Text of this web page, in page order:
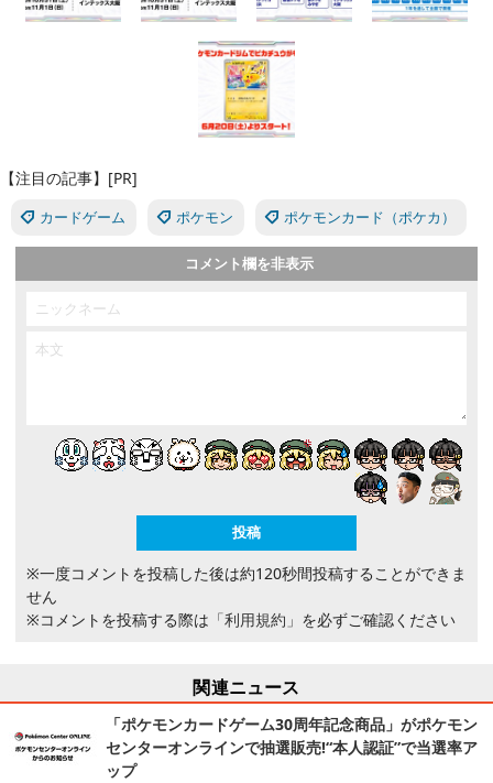
【注目の記事】[PR]
カードゲーム ポケモン ポケモンカード（ポケカ）
コメント欄を非表示
※一度コメントを投稿した後は約120秒間投稿することができま
せん
※コメントを投稿する際は 「利用規約」 を必ずご確認ください
関連ニュース
「ポケモンカードゲーム30周年記念商品」がポケモン
センターオンラインで抽選販売!“本人認証”で当選率ア
ップ